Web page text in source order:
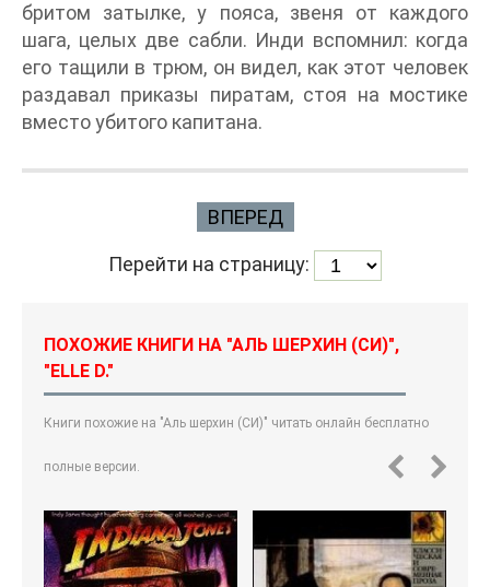
бритом затылке, у пояса, звеня от каждого
шага, целых две сабли. Инди вспомнил: когда
его тащили в трюм, он видел, как этот человек
раздавал приказы пиратам, стоя на мостике
вместо убитого капитана.
ВПЕРЕД
Перейти на страницу:
ПОХОЖИЕ КНИГИ НА "АЛЬ ШЕРХИН (СИ)",
"ELLE D."
Книги похожие на "Аль шерхин (СИ)" читать онлайн бесплатно
полные версии.